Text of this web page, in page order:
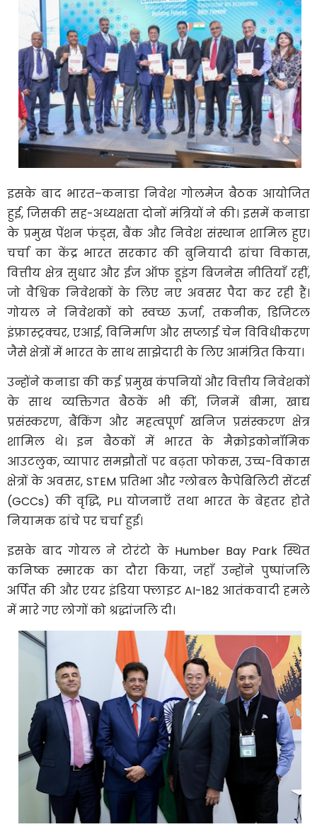
इसके बाद भारत–कनाडा निवेश गोलमेज बैठक आयोजित
हुई, जिसकी सह-अध्यक्षता दोनों मंत्रियों ने की। इसमें कनाडा
के प्रमुख पेंशन फंड्स, बैंक और निवेश संस्थान शामिल हुए।
चर्चा का केंद्र भारत सरकार की बुनियादी ढांचा विकास,
वित्तीय क्षेत्र सुधार और ईज ऑफ डूइंग बिजनेस नीतियाँ रहीं,
जो वैश्विक निवेशकों के लिए नए अवसर पैदा कर रही हैं।
गोयल ने निवेशकों को स्वच्छ ऊर्जा, तकनीक, डिजिटल
इंफ्रास्ट्रक्चर, एआई, विनिर्माण और सप्लाई चेन विविधीकरण
जैसे क्षेत्रों में भारत के साथ साझेदारी के लिए आमंत्रित किया।
उन्होंने कनाडा की कई प्रमुख कंपनियों और वित्तीय निवेशकों
के साथ व्यक्तिगत बैठकें भी कीं, जिनमें बीमा, खाद्य
प्रसंस्करण, बैंकिंग और महत्वपूर्ण खनिज प्रसंस्करण क्षेत्र
शामिल थे। इन बैठकों में भारत के मैक्रोइकोनॉमिक
आउटलुक, व्यापार समझौतों पर बढ़ता फोकस, उच्च-विकास
क्षेत्रों के अवसर, STEM प्रतिभा और ग्लोबल कैपेबिलिटी सेंटर्स
(GCCs) की वृद्धि, PLI योजनाएँ तथा भारत के बेहतर होते
नियामक ढांचे पर चर्चा हुई।
इसके बाद गोयल ने टोरंटो के Humber Bay Park स्थित
कनिष्क स्मारक का दौरा किया, जहाँ उन्होंने पुष्पांजलि
अर्पित की और एयर इंडिया फ्लाइट AI-182 आतंकवादी हमले
में मारे गए लोगों को श्रद्धांजलि दी।